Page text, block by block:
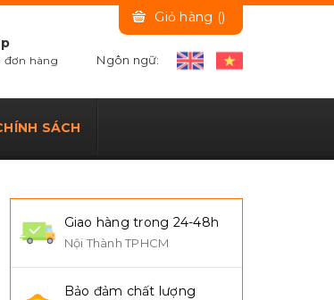
Giỏ hàng ()
đơn hàng Ngôn ngữ:
SÁCH
Giao hàng trong 24-48h
Nội Thành TPHCM
Bảo đảm chất lượng